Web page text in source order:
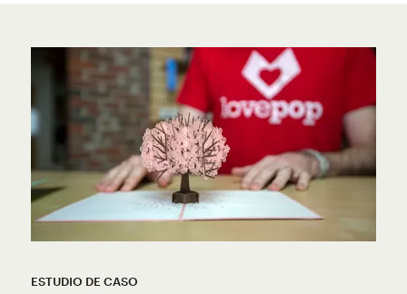
ESTUDIO DE CASO